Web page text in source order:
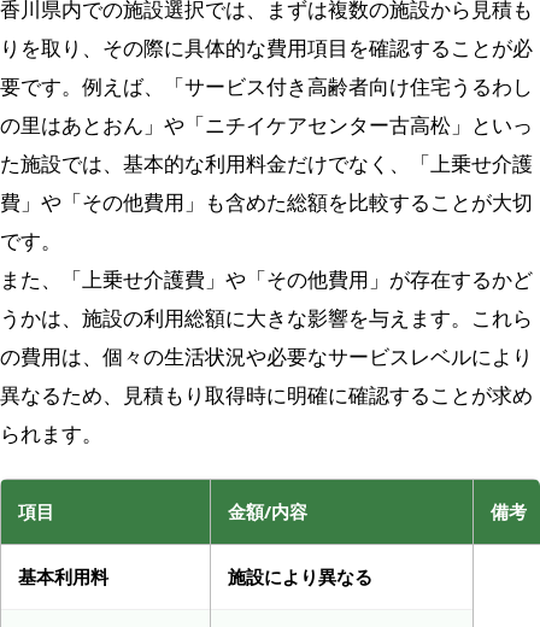
香川県内での施設選択では、まずは複数の施設から見積も
りを取り、その際に具体的な費用項目を確認することが必
要です。例えば、「サービス付き高齢者向け住宅うるわし
の里はあとおん」や「ニチイケアセンター古高松」といっ
た施設では、基本的な利用料金だけでなく、「上乗せ介護
費」や「その他費用」も含めた総額を比較することが大切
です。
また、「上乗せ介護費」や「その他費用」が存在するかど
うかは、施設の利用総額に大きな影響を与えます。これら
の費用は、個々の生活状況や必要なサービスレベルにより
異なるため、見積もり取得時に明確に確認することが求め
られます。
項目 金額/内容 備考
基本利用料 施設により異なる